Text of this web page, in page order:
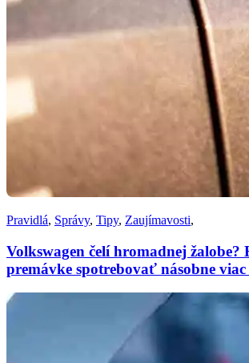
Pravidlá, Správy, Tipy, Zaujímavosti,
Volkswagen čelí hromadnej
premávke spotrebovať násobne